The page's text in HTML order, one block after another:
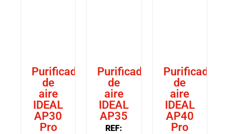
Purificador
de
aire
IDEAL
AP30
Pro
Purificador
de
aire
IDEAL
AP35
REF:
Purificador
de
aire
IDEAL
AP40
Pro